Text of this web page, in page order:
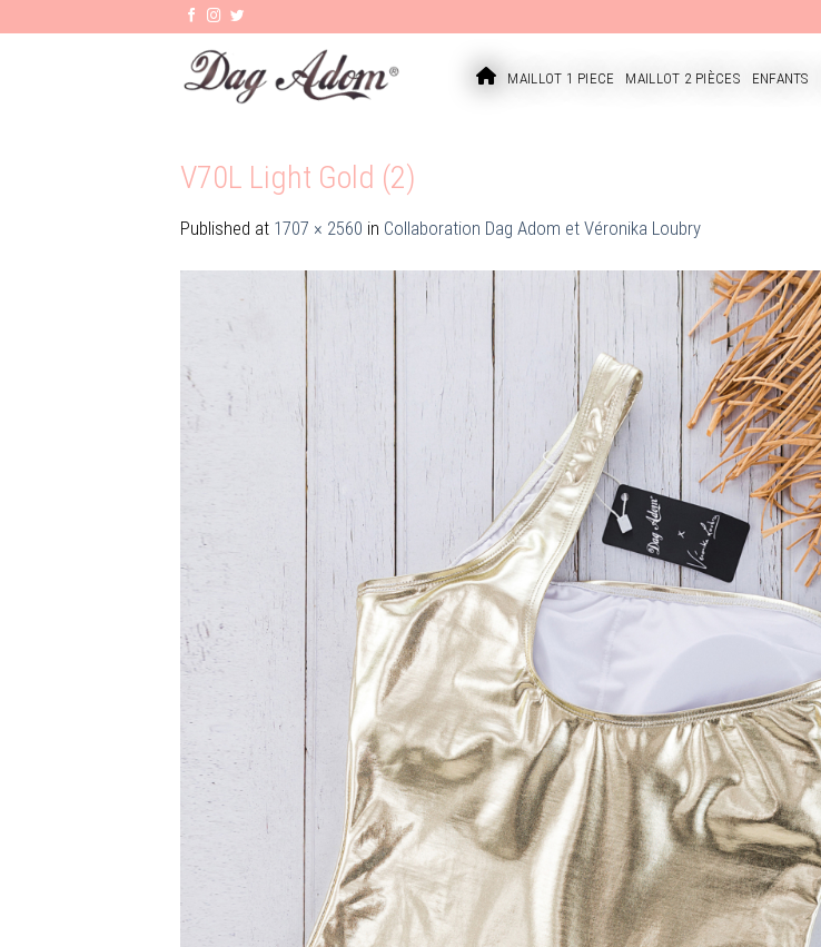
ACCUEILMAILLOT 1 PIECE MAILLOT 2 PIÈCES ENFANTS
V70L Light Gold (2)
Published at 1707 × 2560 in Collaboration Dag Adom et Véronika Loubry